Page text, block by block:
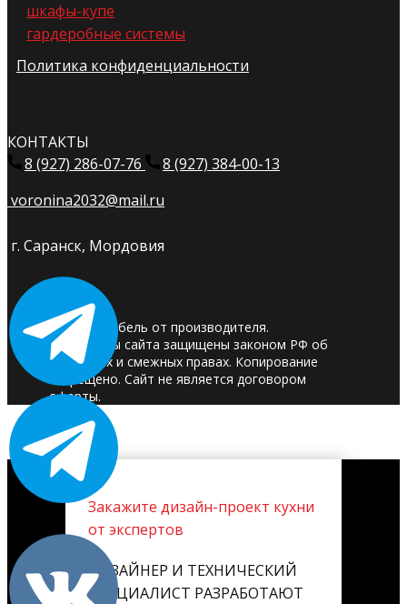
шкафы-купе
гардеробные системы
Политика конфиденциальности
КОНТАКТЫ
8 (927) 286-07-76
8 (927) 384-00-13
voronina2032@mail.ru
г. Саранск, Мордовия
© 2025. Мебель от производителя.
Материалы сайта защищены законом РФ об
авторских и смежных правах. Копирование
запрещено. Сайт не является договором
оферты.
Закажите дизайн-проект кухни
от экспертов
ДИЗАЙНЕР И ТЕХНИЧЕСКИЙ
СПЕЦИАЛИСТ РАЗРАБОТАЮТ